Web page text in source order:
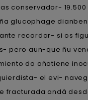
conservador-
glucophage
recordar- si os
pero aun-que ñu
do añotiene
el evi-
fracturada andá